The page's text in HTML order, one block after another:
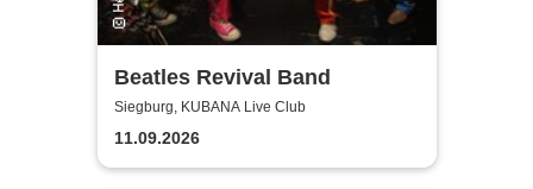
Beatles Revival Band
Siegburg, KUBANA Live Club
11.09.2026